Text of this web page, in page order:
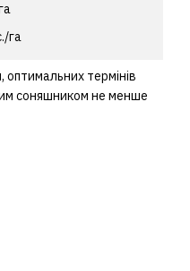
га
термінів
соняшником не менше